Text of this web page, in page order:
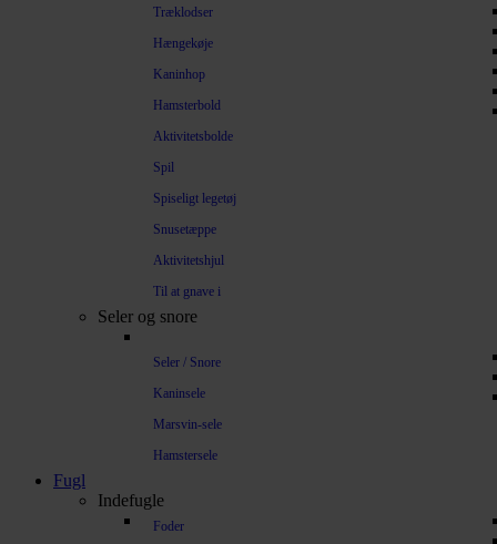
Træklodser
Hængekøje
Kaninhop
Hamsterbold
Aktivitetsbolde
Spil
Spiseligt legetøj
Snusetæppe
Aktivitetshjul
Til at gnave i
Seler og snore
Seler / Snore
Kaninsele
Marsvin-sele
Hamstersele
Fugl
Indefugle
Foder